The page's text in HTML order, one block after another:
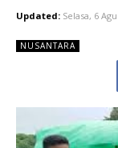
Updated: Selasa, 6
NUSANTARA